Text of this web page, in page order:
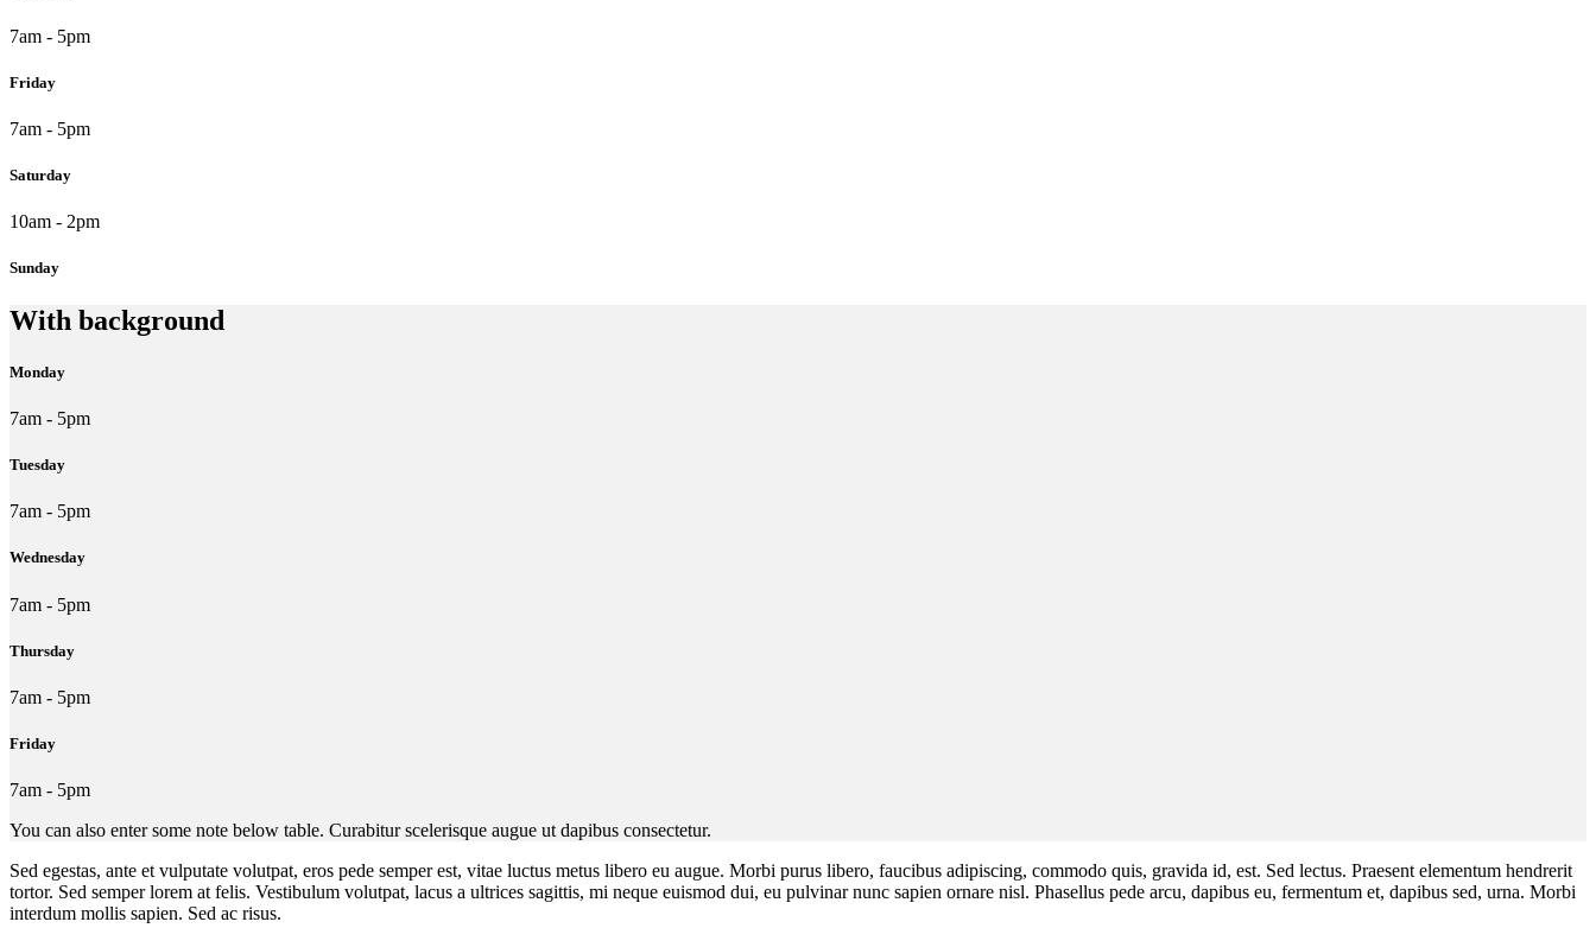
7am - 5pm
Friday
7am - 5pm
Saturday
10am - 2pm
Sunday
With background
Monday
7am - 5pm
Tuesday
7am - 5pm
Wednesday
7am - 5pm
Thursday
7am - 5pm
Friday
7am - 5pm
You can also enter some note below table. Curabitur scelerisque augue ut dapibus consectetur.
Sed egestas, ante et vulputate volutpat, eros pede semper est, vitae luctus metus libero eu augue. Morbi purus libero, faucibus adipiscing, commodo quis, gravida id, est. Sed lectus. Praesent elementum hendrerit
tortor. Sed semper lorem at felis. Vestibulum volutpat, lacus a ultrices sagittis, mi neque euismod dui, eu pulvinar nunc sapien ornare nisl. Phasellus pede arcu, dapibus eu, fermentum et, dapibus sed, urna. Morbi
interdum mollis sapien. Sed ac risus.